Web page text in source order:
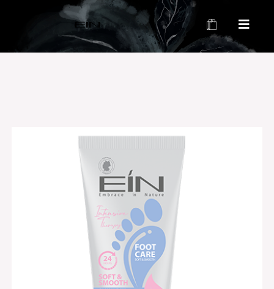
محصولات بهداشتی و زیبایی EINمحصولات بهداشتی و زیبایی EIN